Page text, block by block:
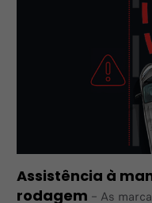
Assistência à
rodagem – As